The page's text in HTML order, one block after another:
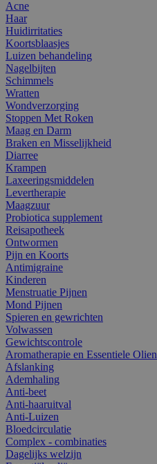
Acne
Haar
Huidirritaties
Koortsblaasjes
Luizen behandeling
Nagelbijten
Schimmels
Wratten
Wondverzorging
Stoppen Met Roken
Maag en Darm
Braken en Misselijkheid
Diarree
Krampen
Laxeeringsmiddelen
Levertherapie
Maagzuur
Probiotica supplement
Reisapotheek
Ontwormen
Pijn en Koorts
Antimigraine
Kinderen
Menstruatie Pijnen
Mond Pijnen
Spieren en gewrichten
Volwassen
Gewichtscontrole
Aromatherapie en Essentiele Olien
Afslanking
Ademhaling
Anti-beet
Anti-haaruitval
Anti-Luizen
Bloedcirculatie
Complex - combinaties
Dagelijks welzijn